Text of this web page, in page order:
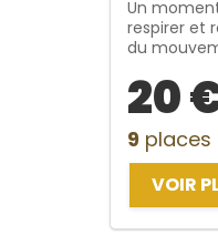
Un
respirer et
du
20
9 places
VOIR